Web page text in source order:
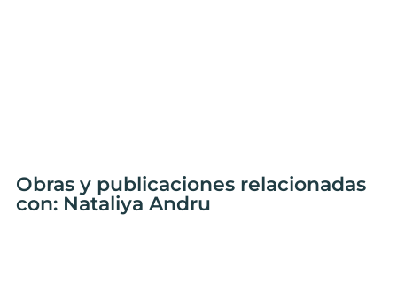
Obras y publicaciones relacionadas
con: Nataliya Andru